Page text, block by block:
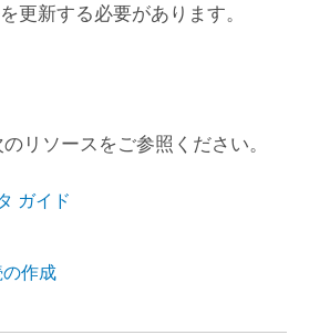
更新する必要があります。
リソースをご参照ください。
ガイド
作成